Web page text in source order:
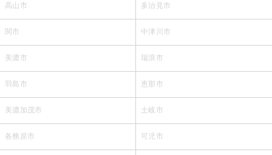
高山市 多治見市
関市 中津川市
美濃市 瑞浪市
羽島市 恵那市
美濃加茂市 土岐市
各務原市 可児市